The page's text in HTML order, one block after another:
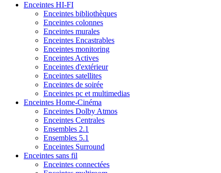
Enceintes HI-FI
Enceintes bibliothèques
Enceintes colonnes
Enceintes murales
Enceintes Encastrables
Enceintes monitoring
Enceintes Actives
Enceintes d'extérieur
Enceintes satellites
Enceintes de soirée
Enceintes pc et multimedias
Enceintes Home-Cinéma
Enceintes Dolby Atmos
Enceintes Centrales
Ensembles 2.1
Ensembles 5.1
Enceintes Surround
Enceintes sans fil
Enceintes connectées